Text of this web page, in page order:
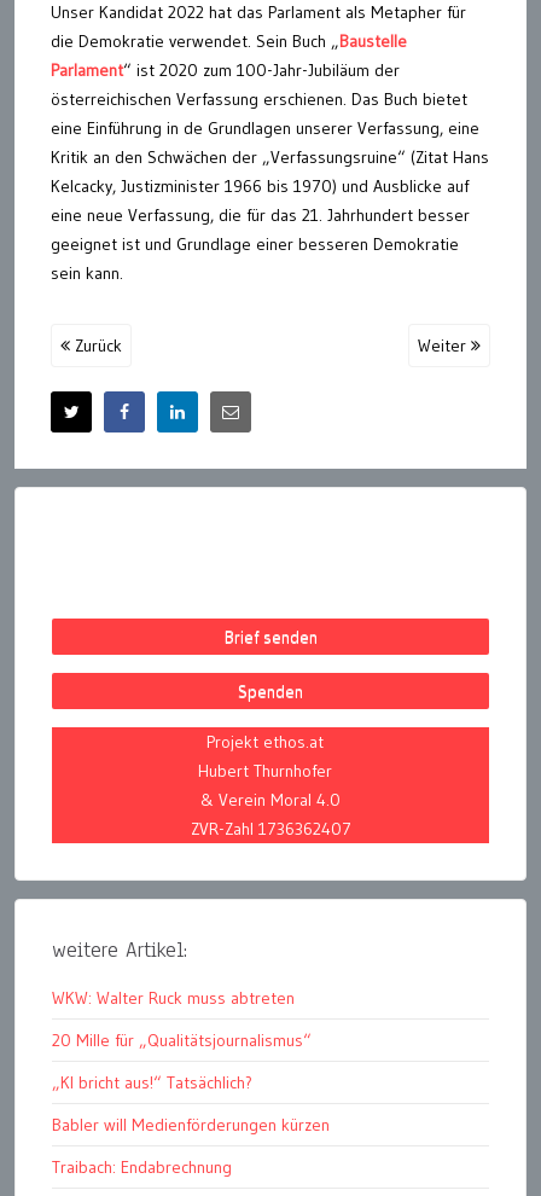
Unser Kandidat 2022 hat das Parlament als Metapher für
die Demokratie verwendet. Sein Buch „Baustelle
Parlament“ ist 2020 zum 100-Jahr-Jubiläum der
österreichischen Verfassung erschienen. Das Buch bietet
eine Einführung in de Grundlagen unserer Verfassung, eine
Kritik an den Schwächen der „Verfassungsruine“ (Zitat Hans
Kelcacky, Justizminister 1966 bis 1970) und Ausblicke auf
eine neue Verfassung, die für das 21. Jahrhundert besser
geeignet ist und Grundlage einer besseren Demokratie
sein kann.
Zurück Weiter
Brief senden
Spenden
Projekt ethos.at
Hubert Thurnhofer
& Verein Moral 4.0
ZVR-Zahl 1736362407
weitere Artikel:
WKW: Walter Ruck muss abtreten
20 Mille für „Qualitätsjournalismus“
„KI bricht aus!“ Tatsächlich?
Babler will Medienförderungen kürzen
Traibach: Endabrechnung